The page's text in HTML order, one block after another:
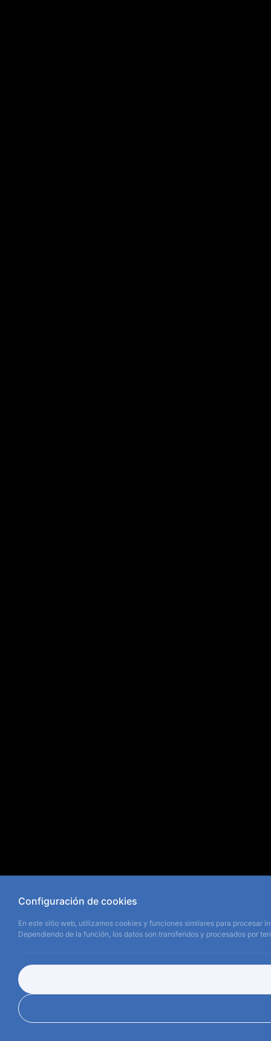
Configuración de cookies
En este sitio web, utilizamos cookies y funciones similares para procesar
Dependiendo de la función, los datos son transferidos y procesados por